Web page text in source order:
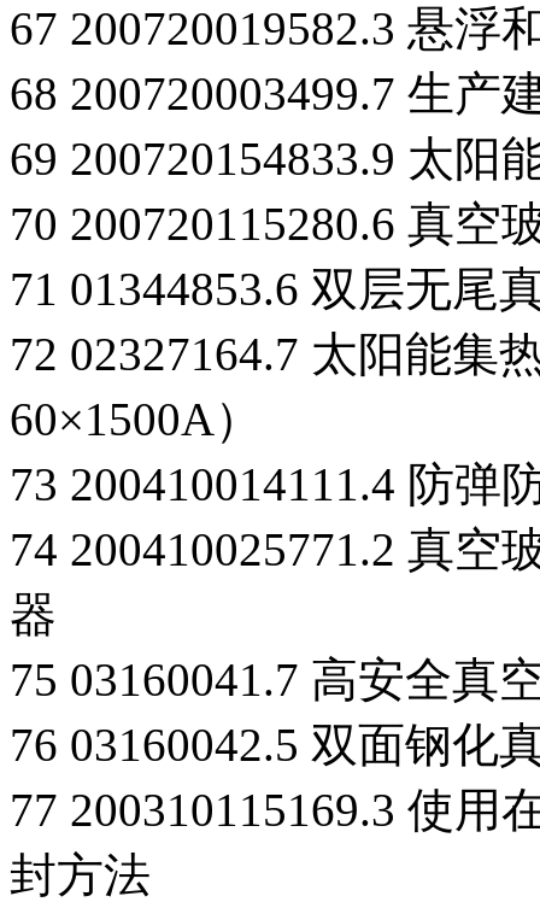
67 200720019582.3 悬
68 200720003499.7 生
69 200720154833.9 太阳
70 200720115280.6 真空
71 01344853.6 双层无尾
72 02327164.7 太阳能集
60×1500A）
73 200410014111.4 防
74 200410025771.2 真
器
75 03160041.7 高安全真
76 03160042.5 双面钢化
77 200310115169.3 使
封方法